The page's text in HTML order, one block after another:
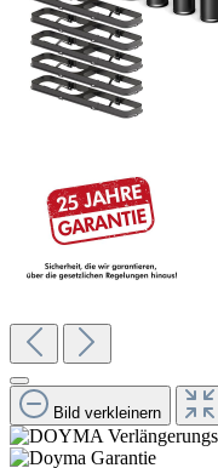
Bild verkleinern